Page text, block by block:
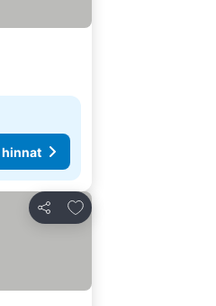
Jaa
Lisää suosikkeihin